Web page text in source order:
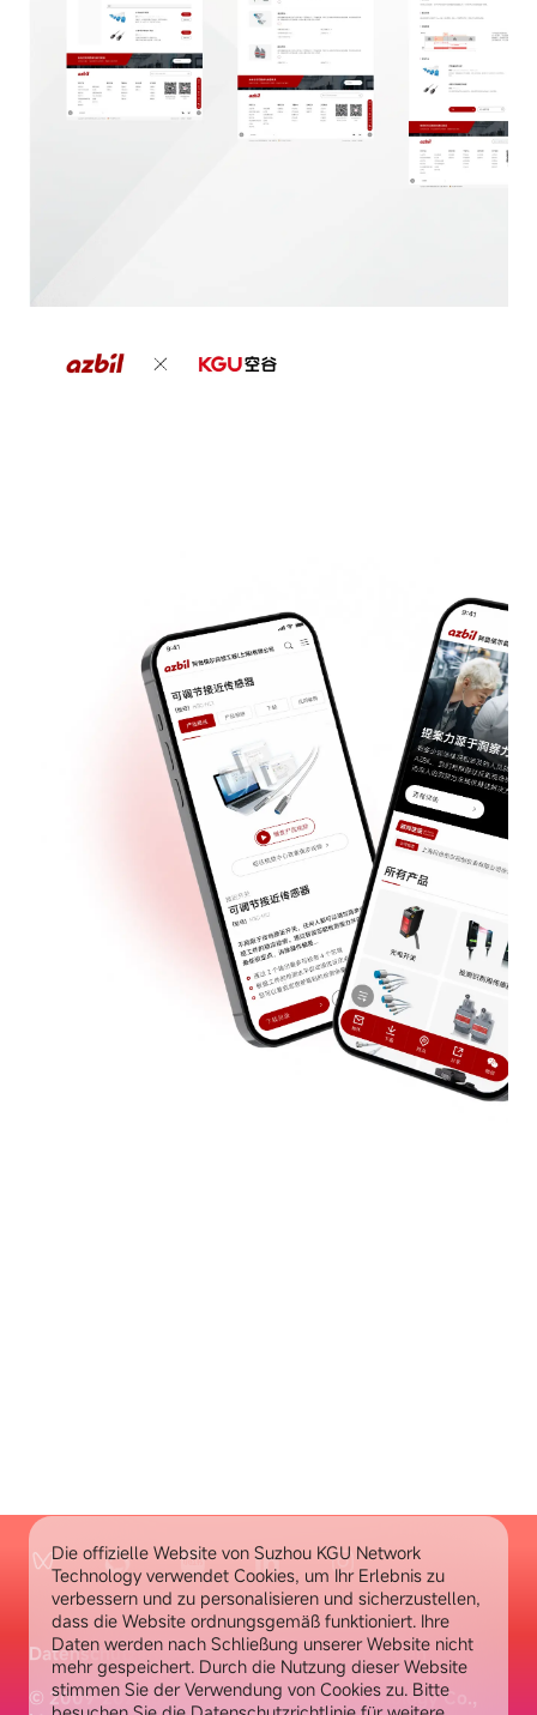
Die offizielle Website von Suzhou KGU Network
Technology verwendet Cookies, um Ihr Erlebnis zu
verbessern und zu personalisieren und sicherzustellen,
dass die Website ordnungsgemäß funktioniert. Ihre
Daten werden nach Schließung unserer Website nicht
mehr gespeichert. Durch die Nutzung dieser Website
stimmen Sie der Verwendung von Cookies zu. Bitte
© 2009-2025 Suzhou KGU Network Technology Co.,
Datenschutzerklärung Cookie-Einstellungen